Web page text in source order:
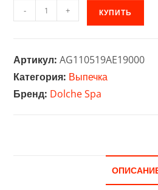
Количество
товара
для
выпечки
блинов
- + КУПИТЬ
Артикул:AG110519AE19000
Категория: Выпечка
Бренд: Dolche Spa